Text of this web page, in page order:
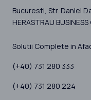
Bucuresti, Str. Daniel
HERASTRAU BUSINESS
Solutii Complete in
(+40) 731 280 333
(+40) 731 280 224